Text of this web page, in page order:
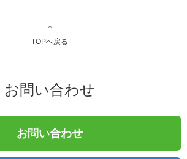
TOPへ戻る
お問い合わせ
お問い合わせ